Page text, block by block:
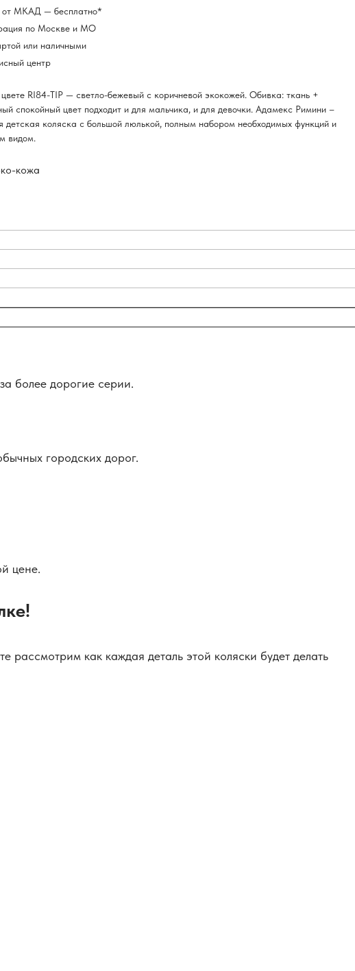
от МКАД — бесплатно*
по Москве и МО
или наличными
центр
RI84-TIP — светло-бежевый с коричневой экокожей. Обивка: ткань +
спокойный цвет подходит и для мальчика, и для девочки. Адамекс Римини –
детская коляска с большой люлькой, полным набором необходимых функций и
видом.
кожа
более дорогие серии.
городских дорог.
цене.
как каждая деталь этой коляски будет делать